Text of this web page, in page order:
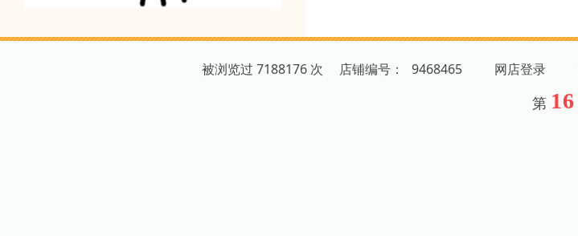
被浏览过 7188176 次 店铺编号： 9468465 网店登录
第 16